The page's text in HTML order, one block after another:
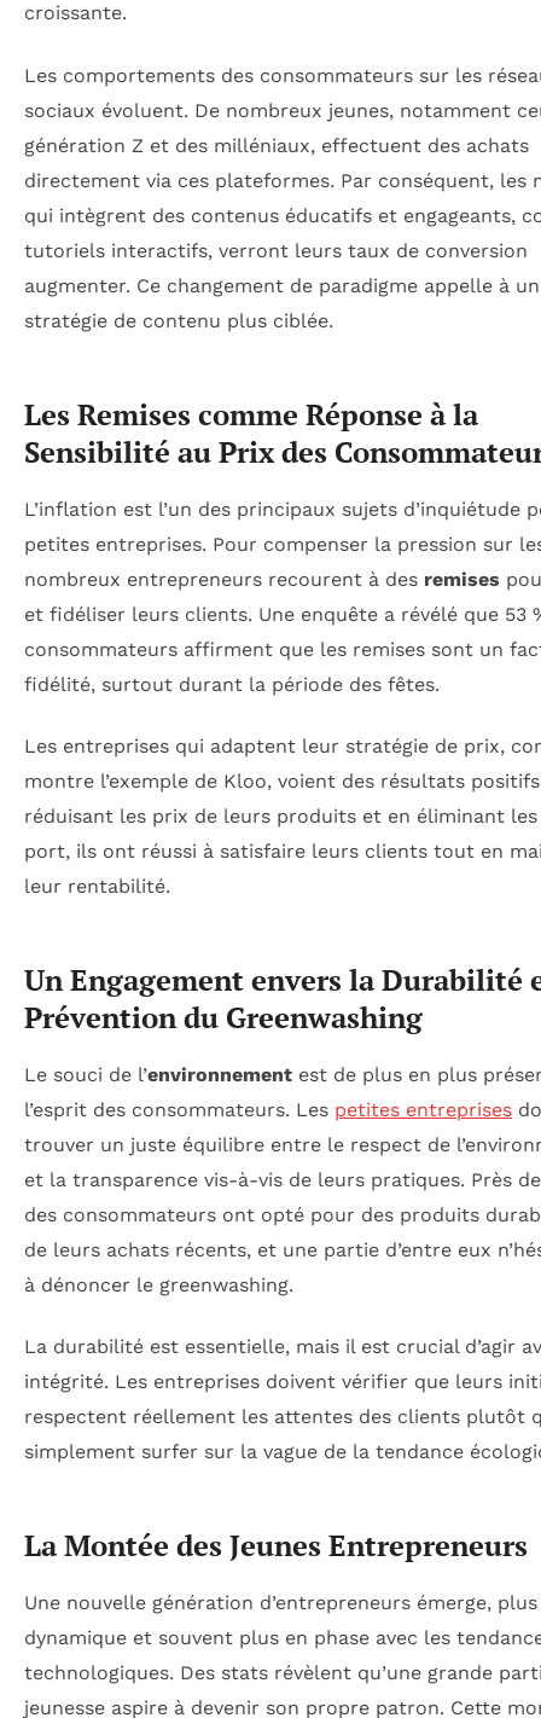
croissante.
Les comportements des consommateurs sur les
sociaux évoluent. De nombreux jeunes, notamment
génération Z et des milléniaux, effectuent des achats
directement via ces plateformes. Par conséquent, les
qui intègrent des contenus éducatifs et engageants,
tutoriels interactifs, verront leurs taux de conversion
augmenter. Ce changement de paradigme appelle à
stratégie de contenu plus ciblée.
Les Remises comme Réponse à la
Sensibilité au Prix des
L’inflation est l’un des principaux sujets d’inquiétude
petites entreprises. Pour compenser la pression sur
nombreux entrepreneurs recourent à des remises
et fidéliser leurs clients. Une enquête a révélé que 53
consommateurs affirment que les remises sont un
fidélité, surtout durant la période des fêtes.
Les entreprises qui adaptent leur stratégie de prix,
montre l’exemple de Kloo, voient des résultats
réduisant les prix de leurs produits et en éliminant
port, ils ont réussi à satisfaire leurs clients tout en
leur rentabilité.
Un Engagement envers la Durabilité
Prévention du Greenwashing
Le souci de l’environnement est de plus en plus
l’esprit des consommateurs. Les petites entreprises
trouver un juste équilibre entre le respect de
et la transparence vis-à-vis de leurs pratiques. Près
des consommateurs ont opté pour des produits
de leurs achats récents, et une partie d’entre eux
à dénoncer le greenwashing.
La durabilité est essentielle, mais il est crucial d’agir
intégrité. Les entreprises doivent vérifier que leurs
respectent réellement les attentes des clients plutôt
simplement surfer sur la vague de la tendance
La Montée des Jeunes Entrepreneurs
Une nouvelle génération d’entrepreneurs émerge, plus
dynamique et souvent plus en phase avec les
technologiques. Des stats révèlent qu’une grande
jeunesse aspire à devenir son propre patron. Cette